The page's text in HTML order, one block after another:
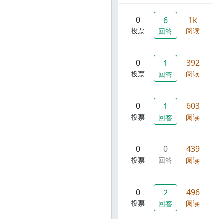
0
投票
6
回答
1k
阅读
0
投票
1
回答
392
阅读
0
投票
1
回答
603
阅读
0
投票
0
回答
439
阅读
0
投票
2
回答
496
阅读